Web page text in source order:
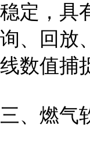
稳定，具
询、回放
线数值捕
三、燃气